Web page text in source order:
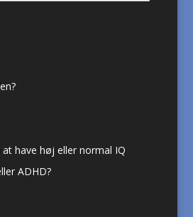
have høj eller normal IQ
ADHD?